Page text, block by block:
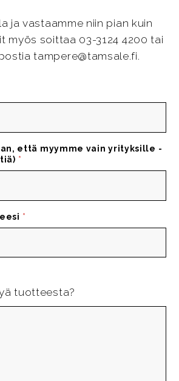
ja vastaamme niin pian kuin
myös soittaa 03-3124 4200 tai
tampere@tamsale.fi.
että myymme vain yrityksille -
*
*
tuotteesta?